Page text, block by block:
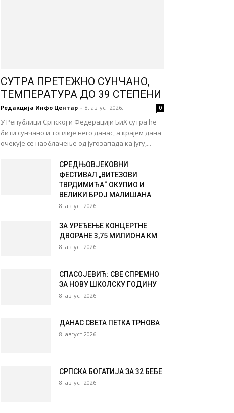
СУТРА ПРЕТЕЖНО СУНЧАНО,
ТЕМПЕРАТУРА ДО 39 СТЕПЕНИ
Редакција Инфо Центар - 8. август 2026. 0
У Републици Српској и Федерацији БиХ сутра ће
бити сунчано и топлије него данас, а крајем дана
очекује се наоблачење од југозапада ка југу,...
СРЕДЊОВЈЕКОВНИ
ФЕСТИВАЛ „ВИТЕЗОВИ
ТВРДИМИЋА“ ОКУПИО И
ВЕЛИКИ БРОЈ МАЛИШАНА
8. август 2026.
ЗА УРЕЂЕЊЕ КОНЦЕРТНЕ
ДВОРАНЕ 3,75 МИЛИОНА КМ
8. август 2026.
СПАСОЈЕВИЋ: СВЕ СПРЕМНО
ЗА НОВУ ШКОЛСКУ ГОДИНУ
8. август 2026.
ДАНАС СВЕТА ПЕТКА ТРНОВА
8. август 2026.
СРПСКА БОГАТИЈА ЗА 32 БЕБЕ
8. август 2026.